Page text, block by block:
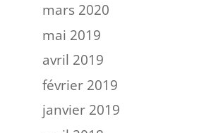
mars 2020
mai 2019
avril 2019
février 2019
janvier 2019